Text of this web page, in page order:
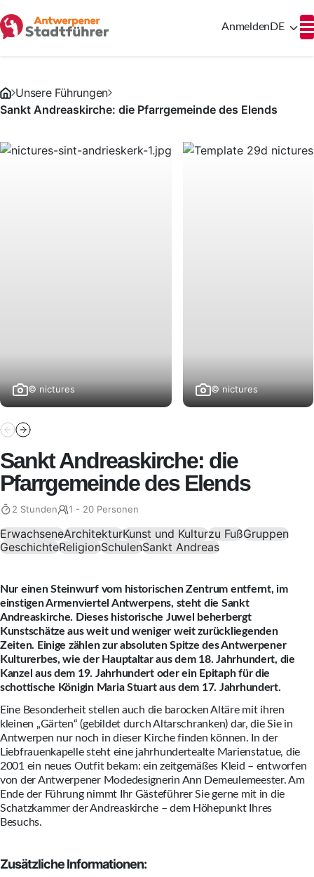
Anmelden DE
Unsere Führungen
Sankt Andreaskirche: die Pfarrgemeinde des Elends
© nictures © nictures
Sankt Andreaskirche: die
Pfarrgemeinde des Elends
2 Stunden 1 - 20 Personen
ErwachseneArchitekturKunst und Kulturzu FußGruppen
GeschichteReligionSchulenSankt Andreas
Nur einen Steinwurf vom historischen Zentrum entfernt, im
einstigen Armenviertel Antwerpens, steht die Sankt
Andreaskirche. Dieses historische Juwel beherbergt
Kunstschätze aus weit und weniger weit zurückliegenden
Zeiten. Einige zählen zur absoluten Spitze des Antwerpener
Kulturerbes, wie der Hauptaltar aus dem 18. Jahrhundert, die
Kanzel aus dem 19. Jahrhundert oder ein Epitaph für die
schottische Königin Maria Stuart aus dem 17. Jahrhundert.
Eine Besonderheit stellen auch die barocken Altäre mit ihren
kleinen „Gärten“ (gebildet durch Altarschranken) dar, die Sie in
Antwerpen nur noch in dieser Kirche finden können. In der
Liebfrauenkapelle steht eine jahrhundertealte Marienstatue, die
2001 ein neues Outfit bekam: ein zeitgemäßes Kleid – entworfen
von der Antwerpener Modedesignerin Ann Demeulemeester. Am
Ende der Führung nimmt Ihr Gästeführer Sie gerne mit in die
Schatzkammer der Andreaskirche – dem Höhepunkt Ihres
Besuchs.
Zusätzliche Informationen: